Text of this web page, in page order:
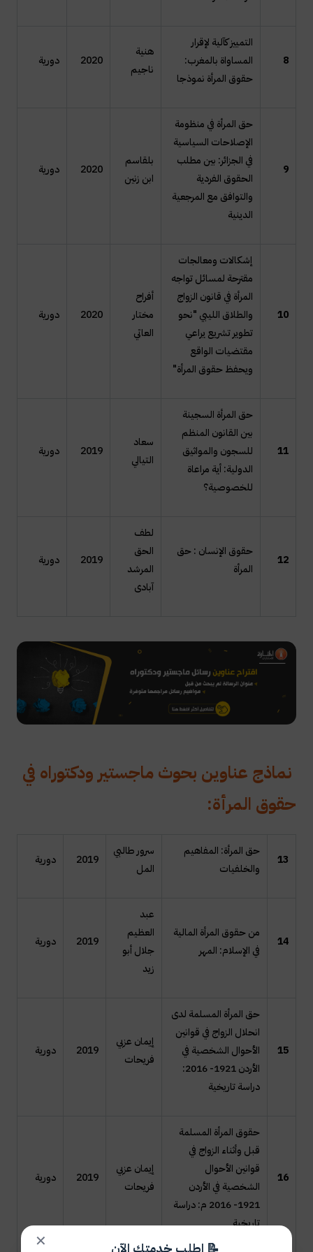
8
التمييز كآلية لإقرار
المساواة بالمغرب:
حقوق المرأة نموذجا
هنية
ناجيم
2020 دورية
9
حق المرأة في منظومة
الإصلاحات السياسية
في الجزائر: بين مطلب
الحقوق الفردية
والتوافق مع المرجعية
الدينية
بلقاسم
ابن زنين
2020 دورية
10
إشكالات ومعالجات
مقترحة لمسائل تواجه
المرأة في قانون الزواج
والطلاق الليبي "نحو
تطوير تشريع يراعي
مقتضيات الواقع
ويحفظ حقوق المرأة"
أفراح
مختار
العاتي
2020 دورية
11
حق المرأة السجينة
بين القانون المنظم
للسجون والمواثيق
الدولية: أية مراعاة
للخصوصية؟
سعاد
التيالي
2019 دورية
12
حقوق الإنسان : حق
المرأة
لطف
الحق
المرشد
آبادى
2019 دورية
نماذج عناوين بحوث ماجستير ودكتوراه في
حقوق المرأة:
13
حق المرأة: المفاهيم
والخلفيات
سرور طالبي
المل
2019 دورية
14
من حقوق المرأة المالية
في الإسلام: المهر
عبد
العظيم
جلال أبو
زيد
2019 دورية
15
حق المرأة المسلمة لدى
انحلال الزواج في قوانين
الأحوال الشخصية في
الأردن 1921- 2016:
دراسة تاريخية
إيمان عزبي
فريحات
2019 دورية
16
حقوق المرأة المسلمة
قبل وأثناء الزواج في
قوانين الأحوال
الشخصية في الأردن
1921- 2016 م: دراسة
تاريخية
إيمان عزبي
فريحات
2019 دورية
✕